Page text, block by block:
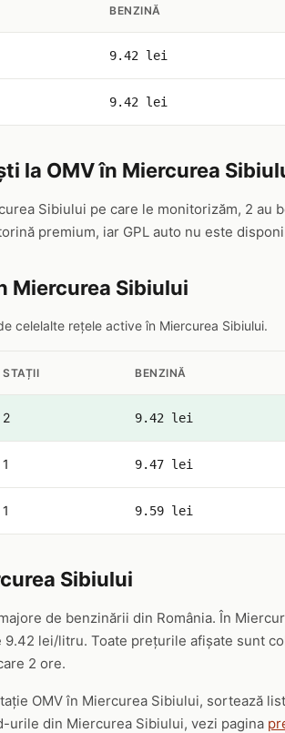
BENZINĂ
9.42 lei
9.42 lei
la OMV în Miercurea
Sibiului pe care le monitorizăm, 2 au
premium, iar GPL auto nu este
Miercurea Sibiului
celelalte rețele active în Miercurea Sibiului.
STAȚII BENZINĂ
2 9.42 lei
1 9.47 lei
1 9.59 lei
Sibiului
de benzinării din România. În
9.42 lei/litru. Toate prețurile afișate sunt
2 ore.
OMV în Miercurea Sibiului, sortează
urile din Miercurea Sibiului, vezi pagina